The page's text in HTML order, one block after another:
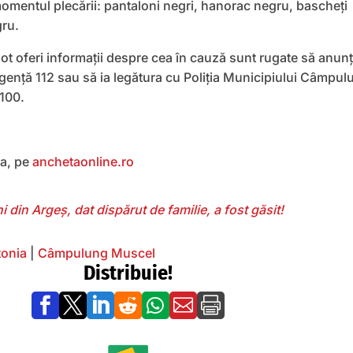
plecării: pantaloni negri, hanorac negru, bascheți
oferi informații despre cea în cauză sunt rugate să
112 sau să ia legătura cu Poliția Municipiului
pe anchetaonline.ro
din Argeș, dat dispărut de familie, a fost găsit!
Câmpulung Muscel
Distribuie!
      